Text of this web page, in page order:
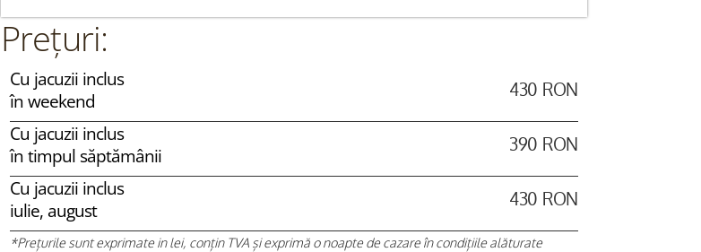
Prețuri:
Cu jacuzii inclus
în weekend
430 RON
Cu jacuzii inclus
în timpul săptămânii
390 RON
Cu jacuzii inclus
iulie, august
430 RON
*Prețurile sunt exprimate in lei, conțin TVA și exprimă o noapte de cazare în condițiile alăturate